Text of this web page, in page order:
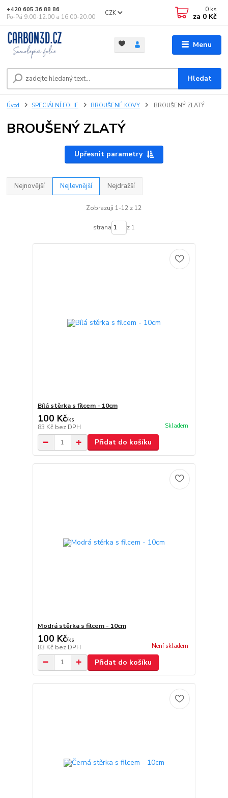
Menu
CZK
Hledat
+420 605 36 88 86
Po-Pá 9.00-12.00 a 16.00-20.00
0 ks
za 0 Kč
Úvod SPECIÁLNÍ FOLIE BROUŠENÉ KOVY BROUŠENÝ ZLATÝ
BROUŠENÝ ZLATÝ
Upřesnit parametry
Nejnovější Nejlevnější Nejdražší
Zobrazuji 1-12 z 12
strana z 1
Bílá stěrka s filcem - 10cm
100 Kč/ks
83 Kč bez DPH Skladem
Přidat do košíku
Modrá stěrka s filcem - 10cm
100 Kč/ks
83 Kč bez DPH Není skladem
Přidat do košíku